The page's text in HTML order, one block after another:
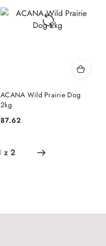
ACANA Wild Prairie Dog
2kg
Cena:
87.62